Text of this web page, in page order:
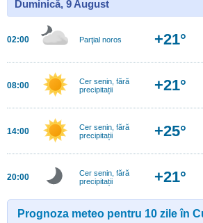
Duminică, 9 August
02:00 Parţial noros +21°
08:00
Cer senin, fără
precipitații
+21°
14:00
Cer senin, fără
precipitații
+25°
20:00
Cer senin, fără
precipitații
+21°
Prognoza meteo pentru 10 zile în